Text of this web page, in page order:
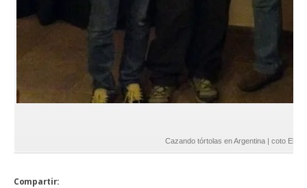
Cazando tórtolas en Argentina | coto El
Compartir: